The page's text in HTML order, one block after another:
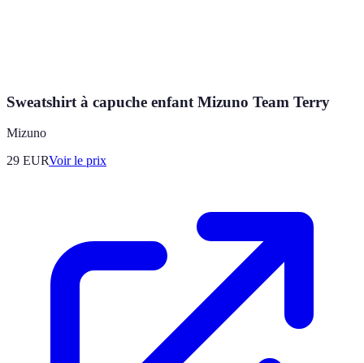
Sweatshirt à capuche enfant Mizuno Team Terry
Mizuno
29 EURVoir le prix